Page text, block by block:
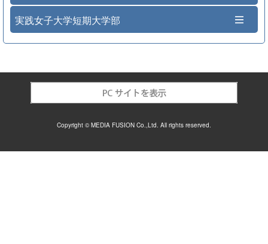
実践女子大学短期大学部
Copyright © MEDIA FUSION Co.,Ltd. All rights reserved.